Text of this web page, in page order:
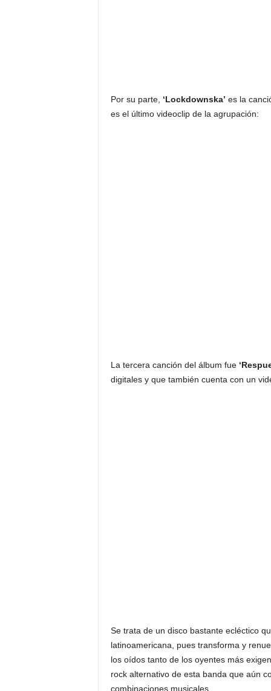
Por su parte, ‘Lockdownska’ es la
es el último videoclip de la agrupación:
La tercera canción del álbum fue
digitales y que también cuenta con un
Se trata de un disco bastante ecléctico
latinoamericana, pues transforma y
los oídos tanto de los oyentes más
rock alternativo de esta banda que aún
combinaciones musicales.